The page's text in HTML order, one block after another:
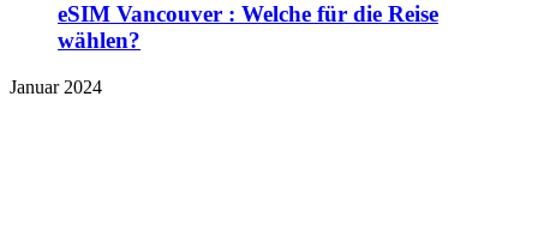
eSIM Vancouver : Welche für die Reise
wählen?
Januar 2024